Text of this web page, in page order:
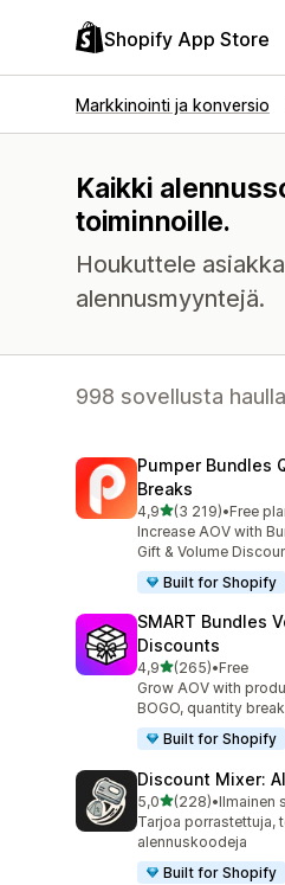
Shopify App Store
Markkinointi ja konversio
Kaikki
toiminnoille.
Houkuttele
alennusmyyntejä.
998 sovellusta haulla
Pumper Bundles
Breaks
4,9/ 5 tähteä
(3 219)
3219 arvostelua
•Free
Increase AOV with
Gift & Volume
Built for Shopify
SMART Bundles
Discounts
4,9/ 5 tähteä
(265)
265 arvostelua
•Free
Grow AOV with
BOGO, quantity
Built for Shopify
Discount Mixer:
5,0/ 5 tähteä
(228)
228 arvostelua
•
Tarjoa porrastettuja,
alennuskoodeja
Built for Shopify